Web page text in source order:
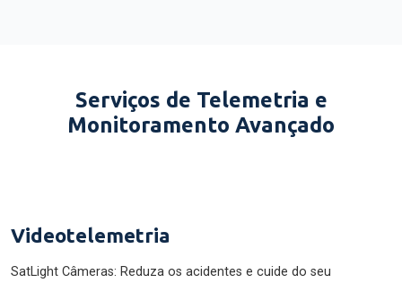
Serviços de Telemetria e
Monitoramento Avançado
Videotelemetria
SatLight Câmeras: Reduza os acidentes e cuide do seu